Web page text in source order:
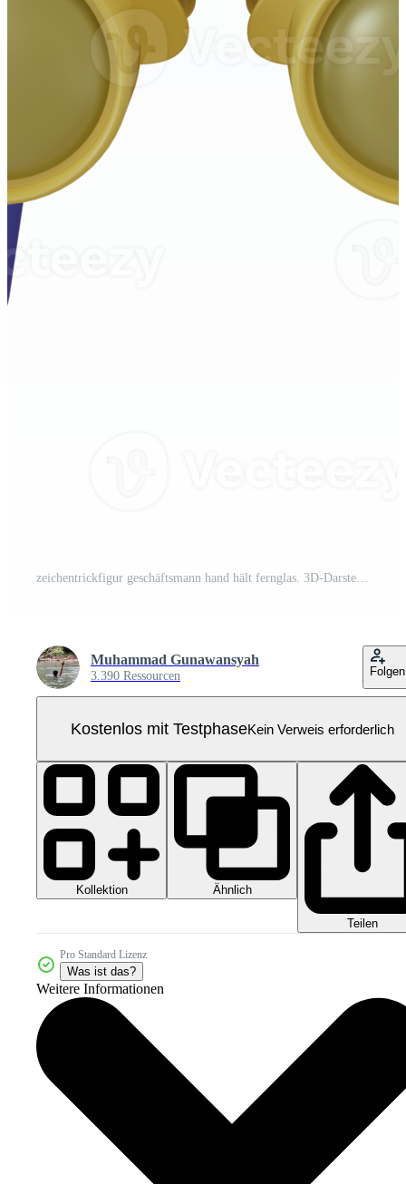
zeichentrickfigur geschäftsmann hand hält fernglas. 3D-Darstellung oder 3D-Rendering Pro PNG
Muhammad Gunawansyah
3.390 Ressourcen Folgen
Kostenlos mit TestphaseKein Verweis erforderlich
Kollektion Ähnlich
Teilen
Pro Standard Lizenz
Was ist das?
Weitere Informationen